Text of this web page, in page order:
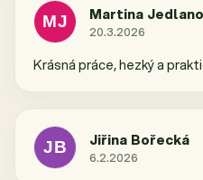
MJ Martina
Hodnocení
20.3.2026
Krásná práce, hezký a
JB Jiřina Bořecká
Hodnocení
6.2.2026